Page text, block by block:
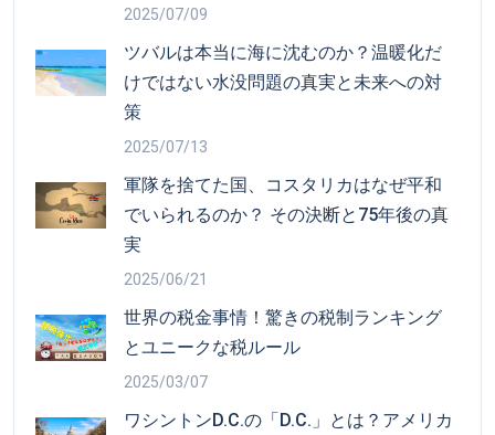
2025/07/09
ツバルは本当に海に沈むのか？温暖化だ
けではない水没問題の真実と未来への対
策
2025/07/13
軍隊を捨てた国、コスタリカはなぜ平和
でいられるのか？ その決断と75年後の真
実
2025/06/21
世界の税金事情！驚きの税制ランキング
とユニークな税ルール
2025/03/07
ワシントンD.C.の「D.C.」とは？アメリカ